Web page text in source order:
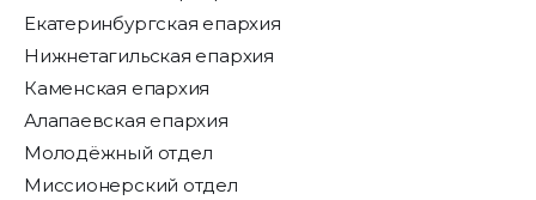
Екатеринбургская епархия
Нижнетагильская епархия
Каменская епархия
Алапаевская епархия
Молодёжный отдел
Миссионерский отдел